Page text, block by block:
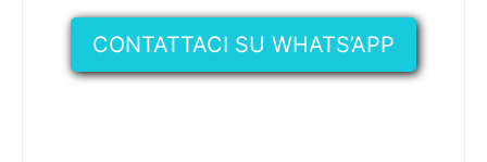
CONTATTACI SU WHATS’APP